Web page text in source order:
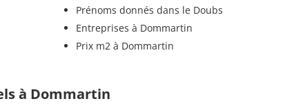
Prénoms donnés dans le Doubs
Entreprises à Dommartin
Prix m2 à Dommartin
à Dommartin